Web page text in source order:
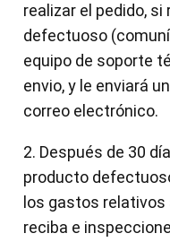
realizar el pedido,
defectuoso
equipo de soporte
envio, y le enviará
correo electrónico.
2. Después de 30
producto
los gastos relativos
reciba e